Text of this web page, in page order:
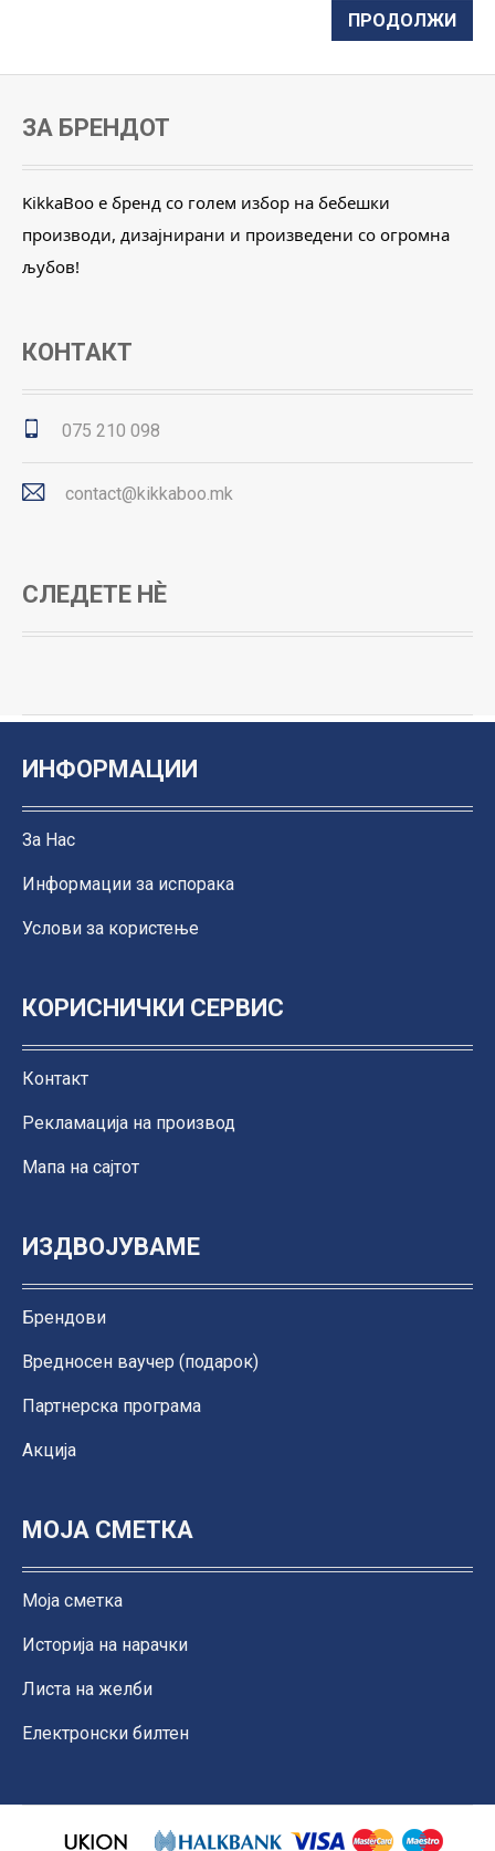
ЗА БРЕНДОТ
KikkaBoo е бренд со голем избор на бебешки
производи, дизајнирани и произведени со огромна
љубов!
КОНТАКТ
075 210 098
contact@kikkaboo.mk
СЛЕДЕТЕ НЀ
ИНФОРМАЦИИ
За Нас
Информации за испорака
Услови за користење
КОРИСНИЧКИ СЕРВИС
Контакт
Рекламација на производ
Мапа на сајтот
ИЗДВОЈУВАМЕ
Брендови
Вредносен ваучер (подарок)
Партнерска програма
Акција
МОЈА СМЕТКА
Моја сметка
Историја на нарачки
Листа на желби
Електронски билтен